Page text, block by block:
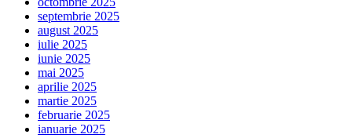
septembrie 2025
august 2025
iulie 2025
iunie 2025
mai 2025
aprilie 2025
martie 2025
februarie 2025
ianuarie 2025